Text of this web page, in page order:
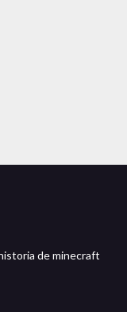
de minecraft